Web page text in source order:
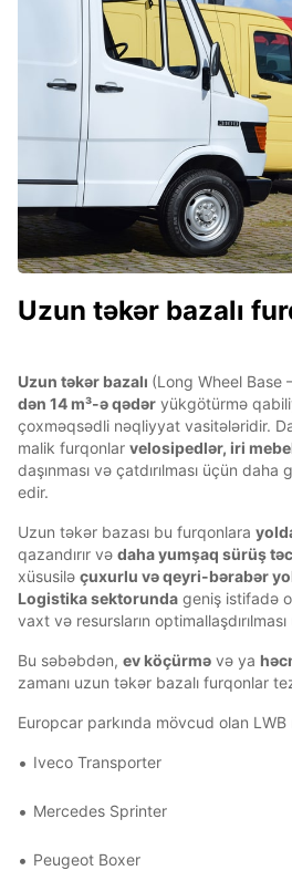
Uzun təkər bazalı
Uzun təkər bazalı (Long Wheel Base
dən 14 m³-ə qədər yükgötürmə
çoxməqsədli nəqliyyat vasitələridir.
malik furqonlar velosipedlər, iri
daşınması və çatdırılması üçün
edir.
Uzun təkər bazası bu furqonlara
qazandırır və daha yumşaq sürüş
xüsusilə çuxurlu və qeyri-bərabər
Logistika sektorunda geniş istifadə
vaxt və resursların
Bu səbəbdən, ev köçürmə və ya
zamanı uzun təkər bazalı furqonlar
Europcar parkında mövcud olan LWB
Iveco Transporter
Mercedes Sprinter
Peugeot Boxer